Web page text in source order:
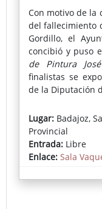
Con motivo de la
del fallecimiento
Gordillo, el
concibió y puso
de Pintura
finalistas se
de la Diputación
En esta
Rafael Cervantes
segundo premio
Pilar
’AaronMan’, de
obra de autor
Lugar: Badajoz,
Provincial
Entrada: Libre
Enlace: Sala